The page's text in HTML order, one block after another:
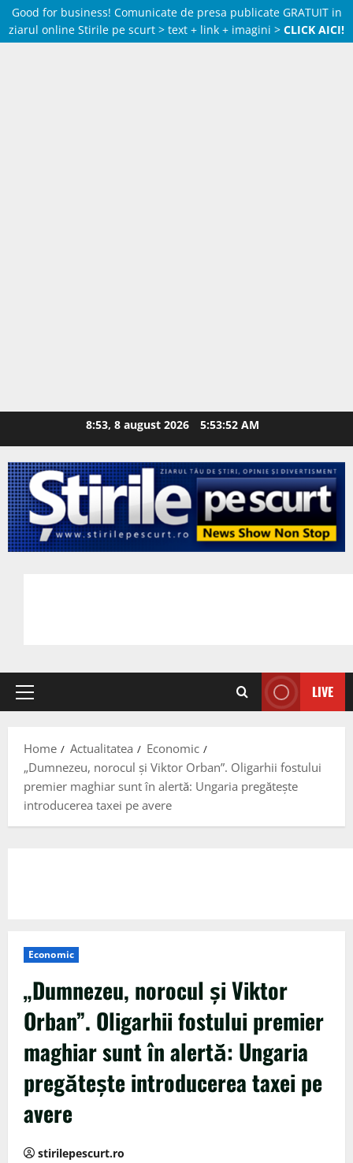
Good for business! Comunicate de presa publicate GRATUIT in
ziarul online Stirile pe scurt > text + link + imagini > CLICK AICI!
8:53, 8 august 2026 5:53:53 AM
Primary
LIVE
Home Actualitatea
Economic
„Dumnezeu, norocul și Viktor Orban”. Oligarhii fostului
premier maghiar sunt în alertă: Ungaria pregătește
introducerea taxei pe avere
Economic
„Dumnezeu, norocul și Viktor
Orban”. Oligarhii fostului premier
maghiar sunt în alertă: Ungaria
pregătește introducerea taxei pe
avere
stirilepescurt.ro